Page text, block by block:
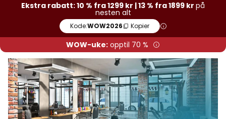
Ekstra rabatt: 10 % fra 1299 kr | 13 % fra 1899 kr på
nesten alt
Kode:WOW2026 Kopier
WOW-uke: opptil 70 %